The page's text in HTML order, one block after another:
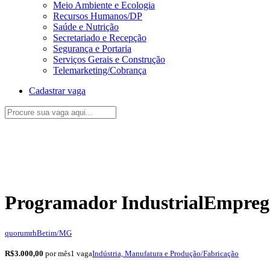
Meio Ambiente e Ecologia
Recursos Humanos/DP
Saúde e Nutrição
Secretariado e Recepção
Segurança e Portaria
Serviços Gerais e Construção
Telemarketing/Cobrança
Cadastrar vaga
Programador Industrial
quorumrhBetim/MG
R$3.000,00 por mês1 vagaIndústria, Manufatura e Produção/Fabricação